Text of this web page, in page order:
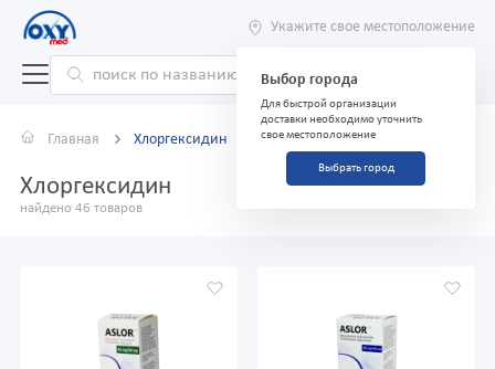
Укажите свое местоположение
Выбор города
Для быстрой организации
доставки необходимо уточнить
свое местоположение
Выбрать город
Главная Хлоргексидин
Хлоргексидин
найдено 46 товаров